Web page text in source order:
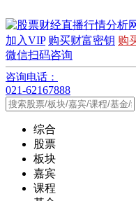
加入VIP 购买财富密钥 购
微信扫码咨询
咨询电话：
021-62167888
综合
股票
板块
嘉宾
课程